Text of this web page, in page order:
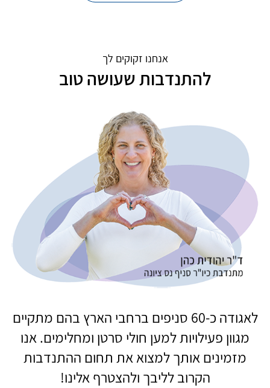
אנחנו זקוקים לך
להתנדבות שעושה טוב
לאגודה כ-60 סניפים ברחבי הארץ בהם מתקיים
מגוון פעילויות למען חולי סרטן ומחלימים. אנו
מזמינים אותך למצוא את תחום ההתנדבות
הקרוב לליבך ולהצטרף אלינו!